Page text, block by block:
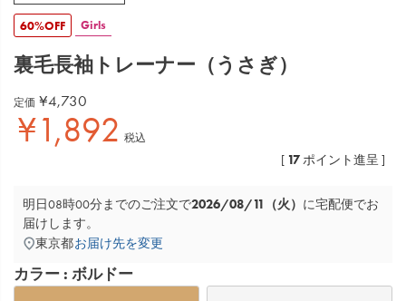
60%OFF Girls
裏毛長袖トレーナー（うさぎ）
定価 ¥4,730
¥1,892 税込
[ 17ポイント進呈 ]
明日08時00分までのご注文で2026/08/11（火） に宅配便でお
届けします。
東京都お届け先を変更
カラー ボルドー